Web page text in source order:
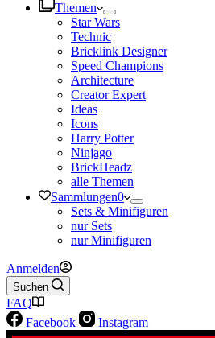
Themen
Star Wars
Technic
Bricklink Designer
Speed Champions
Architecture
Creator Expert
Ideas
Icons
Harry Potter
Ninjago
BrickHeadz
alle Themen
Sammlungen0
Sets & Minifiguren
nur Sets
nur Minifiguren
Anmelden
Suchen
FAQ
Facebook
Instagram